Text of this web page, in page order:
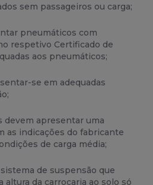
sem passageiros ou carga;
pneumáticos com
respetivo Certificado de
aos pneumáticos;
se em adequadas
devem apresentar uma
as indicações do fabricante
de carga média;
de suspensão que
altura da carroçaria ao solo só